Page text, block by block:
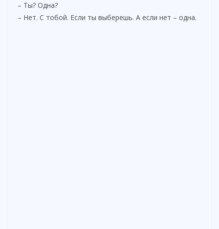
– Ты? Одна?
– Нет. С тобой. Если ты выберешь. А если нет – одна.